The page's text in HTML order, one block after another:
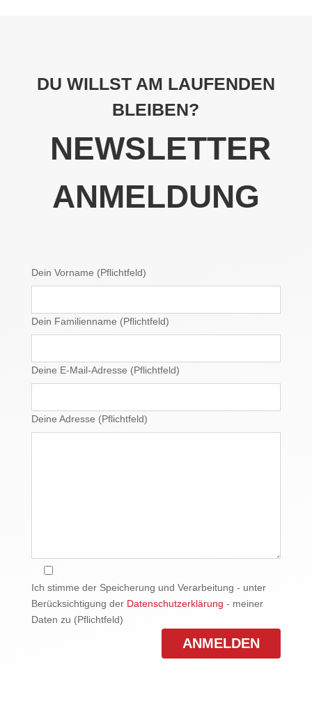
DU WILLST AM LAUFENDEN
BLEIBEN?
NEWSLETTER
ANMELDUNG
Dein Vorname (Pflichtfeld)
Dein Familienname (Pflichtfeld)
Deine E-Mail-Adresse (Pflichtfeld)
Deine Adresse (Pflichtfeld)
Ich stimme der Speicherung und Verarbeitung - unter
Berücksichtigung der Datenschutzerklärung - meiner
Daten zu (Pflichtfeld)